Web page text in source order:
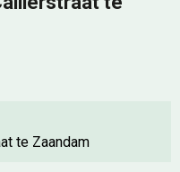
te Zaandam